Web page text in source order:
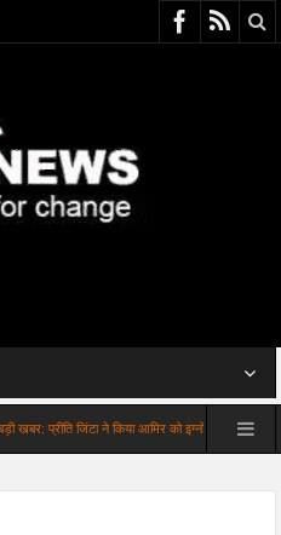
जिंटा ने किया आमिर को इग्नोर वायरल हुआ व…